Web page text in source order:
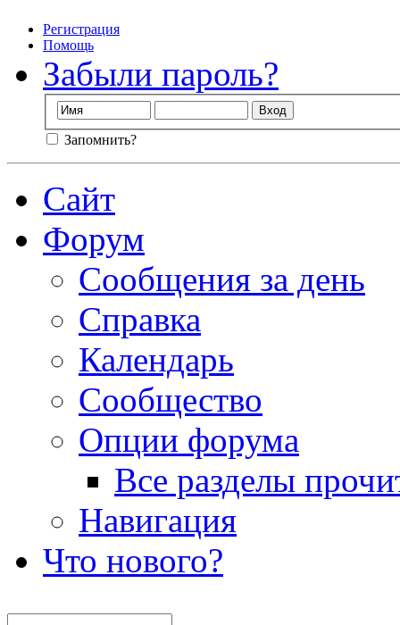
Регистрация
Помощь
Забыли пароль?
Запомнить?
Сайт
Форум
Сообщения за день
Справка
Календарь
Сообщество
Опции форума
Все разделы
Навигация
Что нового?